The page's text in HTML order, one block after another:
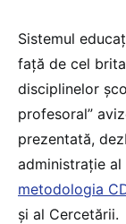
Sistemul
față de cel
disciplinelor
profesoral”
prezentată,
administrație al
metodologia
și al Cercetării.